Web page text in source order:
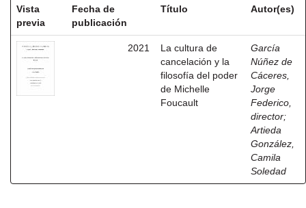
Vista
previa
Fecha de
publicación
Título Autor(es)
2021
La cultura de
cancelación y la
filosofía del poder
de Michelle
Foucault
García
Núñez de
Cáceres,
Jorge
Federico,
director;
Artieda
González,
Camila
Soledad